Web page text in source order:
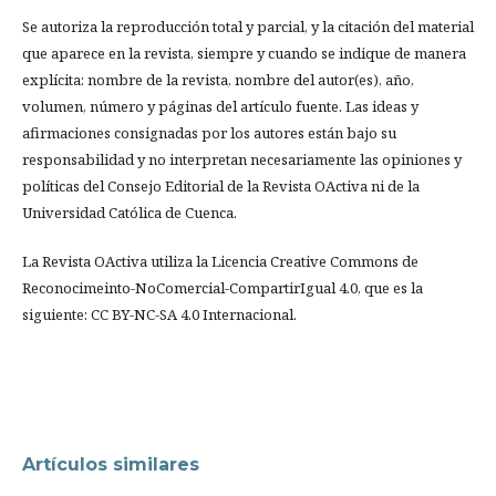
Se autoriza la reproducción total y parcial, y la citación del material
que aparece en la revista, siempre y cuando se indique de manera
explícita: nombre de la revista, nombre del autor(es), año,
volumen, número y páginas del artículo fuente. Las ideas y
afirmaciones consignadas por los autores están bajo su
responsabilidad y no interpretan necesariamente las opiniones y
políticas del Consejo Editorial de la Revista OActiva ni de la
Universidad Católica de Cuenca.
La Revista OActiva utiliza la Licencia Creative Commons de
Reconocimeinto-NoComercial-CompartirIgual 4.0, que es la
siguiente: CC BY-NC-SA 4.0 Internacional.
Artículos similares